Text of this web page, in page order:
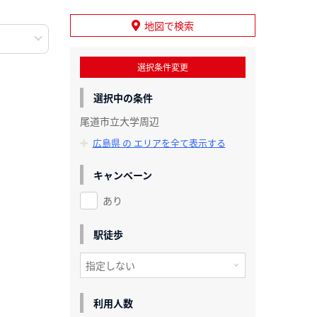
地図で検索
選択条件変更
選択中の条件
尾道市立大学周辺
広島県 の エリアを全て表示する
キャンペーン
あり
駅徒歩
利用人数